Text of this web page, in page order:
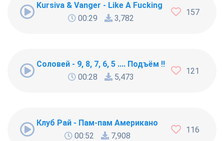
Kursiva & Vanger - Like A Fucking Newbie
00:29
3,782
157
Соловей - 9, 8, 7, 6, 5 .... Подъём !!!
00:28
5,473
121
Клуб Рай - Пам-пам Американо
00:52
7,908
116